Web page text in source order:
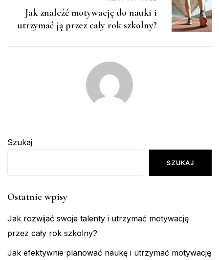
Jak znaleźć motywację do nauki i
utrzymać ją przez cały rok szkolny?
Szukaj
SZUKAJ
Ostatnie wpisy
Jak rozwijać swoje talenty i utrzymać motywację
przez cały rok szkolny?
Jak efektywnie planować naukę i utrzymać motywację